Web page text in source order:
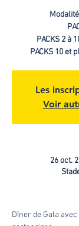
PACKS 2 à
PACKS 10 et
Les
Voir
26 oct.
Dîner de Gala